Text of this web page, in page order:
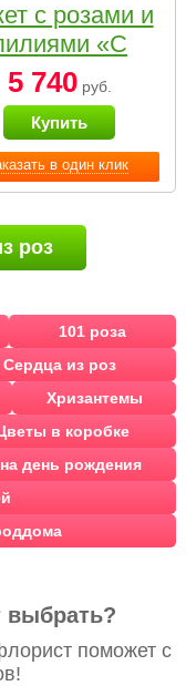
в один клик
с розами и
«С
наилучшими
5 740руб.
Купить
роз
101 роза
Сердца из роз
Хризантемы
в коробке
день рождения
выбрать?
поможет с